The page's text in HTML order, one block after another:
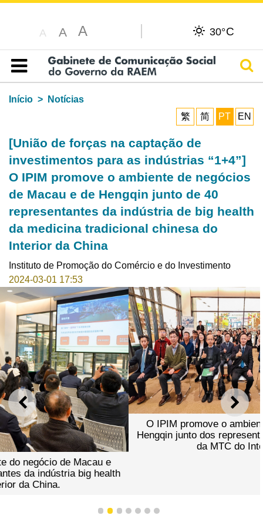
A A A 30°C
Índice
Início
Notícias
繁
简 PT EN
[União de forças na captação de
investimentos para as indústrias “1+4”]
O IPIM promove o ambiente de negócios
de Macau e de Hengqin junto de 40
representantes da indústria de big health
da medicina tradicional chinesa do
Interior da China
Instituto de Promoção do Comércio e do Investimento
2024-03-01 17:53
ANTERIOR
O IPIM promove o ambiente do negócio de Macau e
Hengqin junto dos representantes da indústria big health
da MTC do Interior da China.
1 2 3 4 5 6 7